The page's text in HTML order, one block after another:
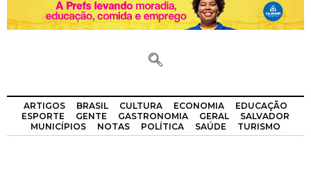
ARTIGOS BRASIL CULTURA ECONOMIA
EDUCAÇÃO
ESPORTE
GENTE GASTRONOMIA GERAL
SALVADOR
MUNICÍPIOS
NOTAS POLÍTICA SAÚDE TURISMO